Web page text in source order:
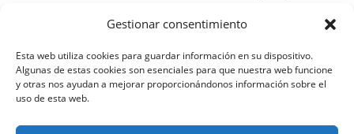
Gestionar consentimiento
Esta web utiliza cookies para guardar información en su dispositivo.
Algunas de estas cookies son esenciales para que nuestra web funcione
y otras nos ayudan a mejorar proporcionándonos información sobre el
uso de esta web.
Por qué no deberías delegar tu defensa a abogados
generalistas en casos de delitos sexuales: la
importancia de la especialización